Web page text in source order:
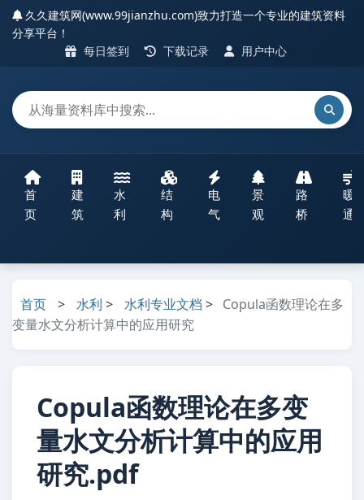
久久建筑网(www.99jianzhu.com)致力打造一个专业的建筑资料
分享平台！
每日签到
下载记录 用户中心
首
页
建
筑
水
利
结
构
电
气
景
观
路
桥
暖
通
首页 > 水利 > 水利专业文档 > Copula函数理论在多
变量水文分析计算中的应用研究
Copula函数理论在多变
量水文分析计算中的应用
研究.pdf